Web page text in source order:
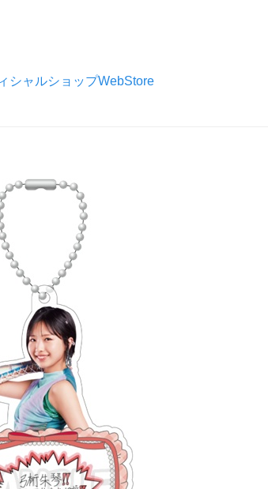
シャルショップWebStore